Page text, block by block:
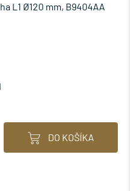
L1 Ø120 mm, B9404AA
DO KOŠÍKA